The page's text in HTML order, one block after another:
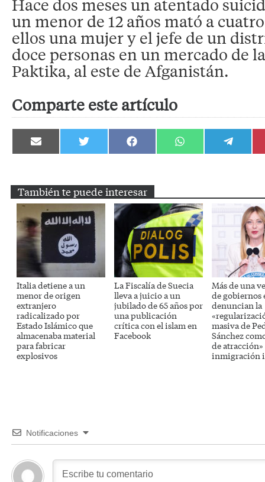
Hace dos meses un atentado
un menor de 12 años mató a
ellos una mujer y el jefe de un
doce personas en un mercado de
Paktika, al este de Afganistán.
Comparte este artículo
Compartir
en
Compartir
en
Compartir
en
Compartir
en
Compartir
en
También te puede interesar
Italia detiene a un
menor de origen
extranjero
radicalizado por
Estado Islámico que
almacenaba material
para fabricar
explosivos
La Fiscalía de Suecia
lleva a juicio a un
jubilado de 65 años por
una publicación
crítica con el islam en
Facebook
Más de una
de gobiernos
denuncian la
masiva de
Sánchez
de atracción»
inmigración
Notificaciones